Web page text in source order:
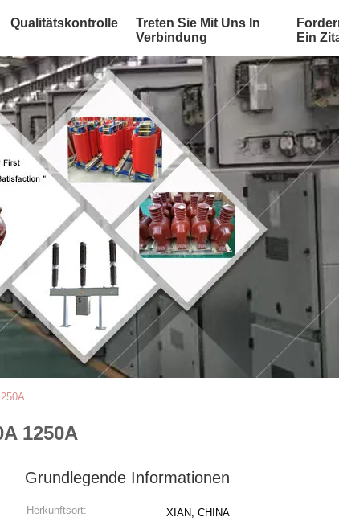
Qualitätskontrolle
Treten Sie Mit Uns In
Verbindung
Ein
1250A
Grundlegende Informationen
Herkunftsort: XIAN, CHINA